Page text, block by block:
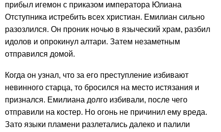
прибыл игемон с приказом императора Юлиана
Отступника истребить всех христиан. Емилиан сильно
разозлился. Он проник ночью в языческий храм, разбил
идолов и опрокинул алтари. Затем незаметным
отправился домой.
Когда он узнал, что за его преступление избивают
невинного старца, то бросился на место истязания и
признался. Емилиана долго избивали, после чего
отправили на костер. Но огонь не причинил ему вреда.
Зато языки пламени разлетались далеко и палили